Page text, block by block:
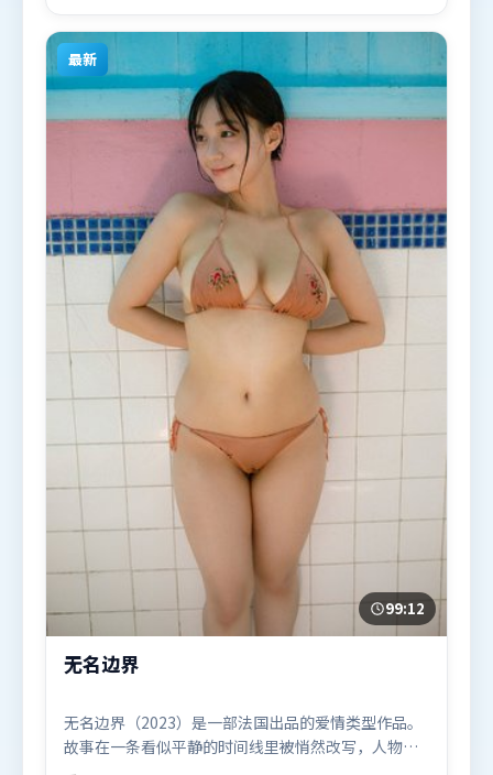
欢科幻题材的观众观看。
最新
99:12
无名边界
无名边界（2023）是一部法国出品的爱情类型作品。
故事在一条看似平静的时间线里被悄然改写，人物被
迫直面过去与现在的撕裂。人物关系网复杂却不凌